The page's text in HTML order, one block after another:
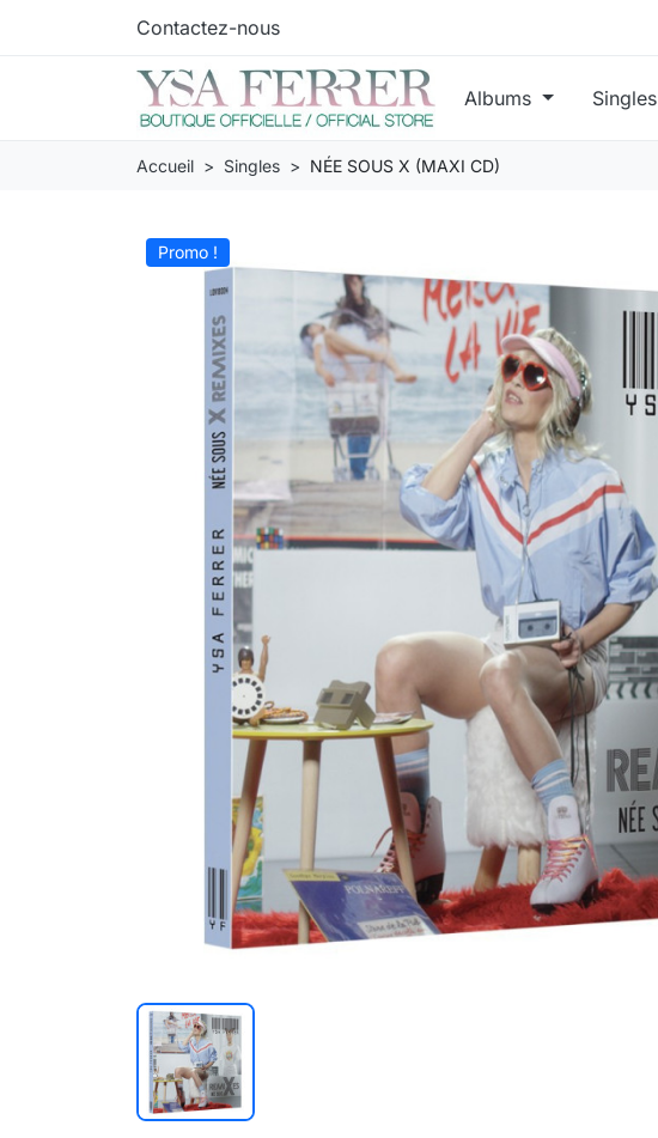
Contactez-nous
Albums Singles
Accueil Singles NÉE SOUS X (MAXI CD)
Promo !